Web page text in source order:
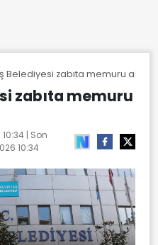
Belediyesi zabıta memuru alımı
zabıta memuru
| Son
10:34